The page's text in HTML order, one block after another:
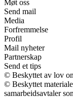
Møt oss
Send mail
Media
Forfremmelse
Profil
Mail nyheter
Partnerskap
Send et tips
© Beskyttet av lov
© Beskyttet
samarbeidsavtaler